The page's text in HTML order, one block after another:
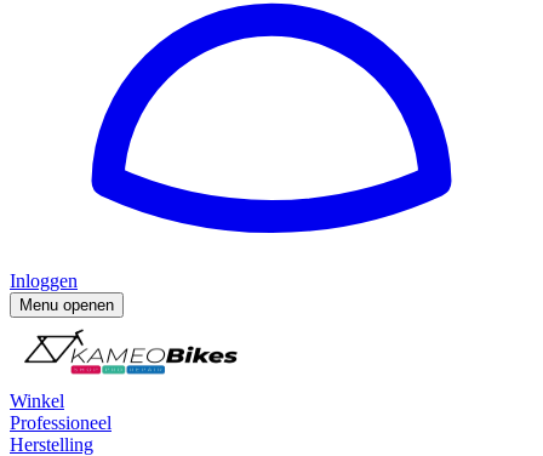
Inloggen
Menu openen
Winkel
Professioneel
Herstelling